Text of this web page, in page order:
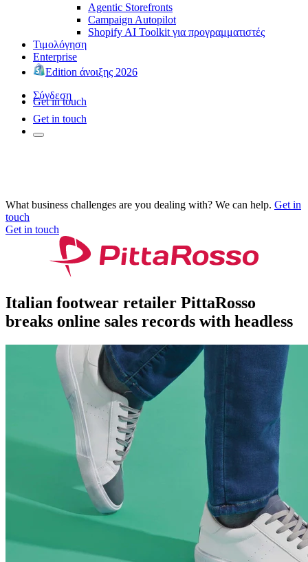
Agentic Storefronts
Campaign Autopilot
Shopify AI Toolkit για προγραμματιστές
Τιμολόγηση
Enterprise
Edition άνοιξης 2026
Σύνδεση
Get in touch
Get in touch
What business challenges are you dealing with? We can help. Get in
touch
Get in touch
Italian footwear retailer PittaRosso
breaks online sales records with headless